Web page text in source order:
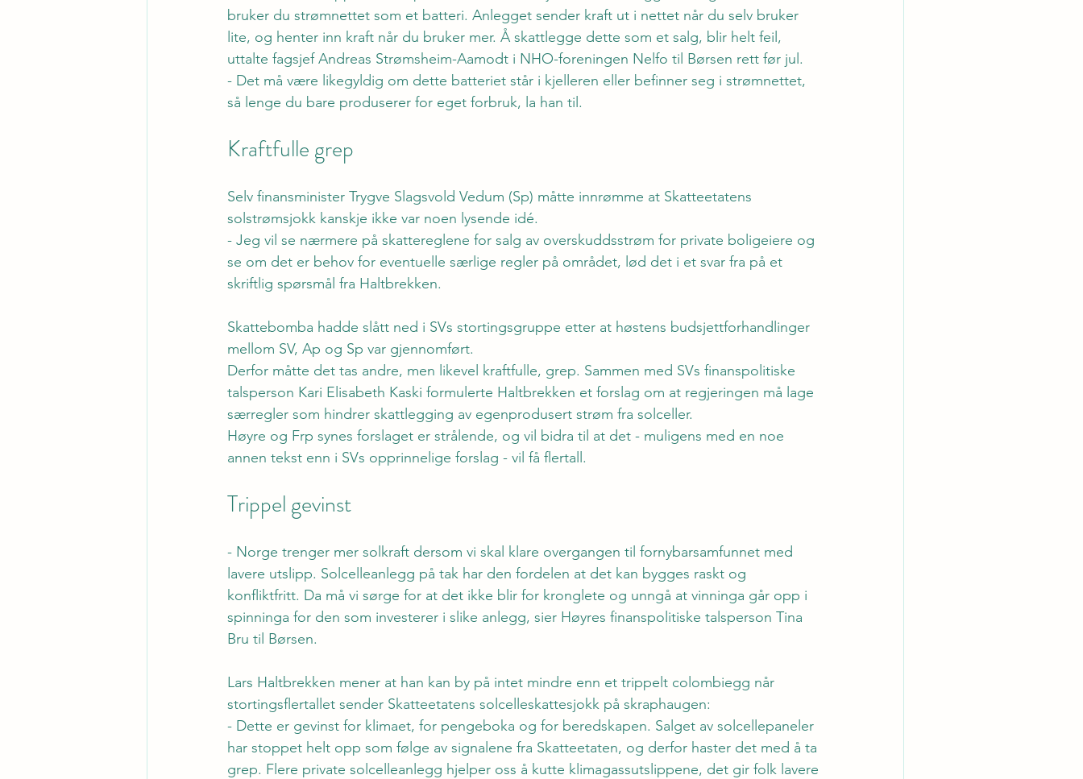
bruker du strømnettet som et batteri. Anlegget sender kraft ut i nettet når du selv bruker
lite, og henter inn kraft når du bruker mer. Å skattlegge dette som et salg, blir helt feil,
uttalte fagsjef Andreas Strømsheim-Aamodt i NHO-foreningen Nelfo til Børsen rett før jul .
- Det må være likegyldig om dette batteriet står i kjelleren eller befinner seg i strømnettet,
så lenge du bare produserer for eget forbruk, la han til.
Kraftfulle grep
Selv finansminister Trygve Slagsvold Vedum (Sp) måtte innrømme at Skatteetatens
solstrømsjokk kanskje ikke var noen lysende idé.
- Jeg vil se nærmere på skattereglene for salg av overskuddsstrøm for private boligeiere og
se om det er behov for eventuelle særlige regler på området, lød det i et svar fra på et
skriftlig spørsmål fra Haltbrekken.
Skattebomba hadde slått ned i SVs stortingsgruppe etter at høstens budsjettforhandlinger
mellom SV, Ap og Sp var gjennomført.
Derfor måtte det tas andre, men likevel kraftfulle, grep. Sammen med SVs finanspolitiske
talsperson Kari Elisabeth Kaski formulerte Haltbrekken et forslag om at regjeringen må lage
særregler som hindrer skattlegging av egenprodusert strøm fra solceller.
Høyre og Frp synes forslaget er strålende, og vil bidra til at det - muligens med en noe
annen tekst enn i SVs opprinnelige forslag - vil få flertall.
Trippel gevinst
- Norge trenger mer solkraft dersom vi skal klare overgangen til fornybarsamfunnet med
lavere utslipp. Solcelleanlegg på tak har den fordelen at det kan bygges raskt og
konfliktfritt. Da må vi sørge for at det ikke blir for kronglete og unngå at vinninga går opp i
spinninga for den som investerer i slike anlegg, sier Høyres finanspolitiske talsperson Tina
Bru til Børsen.
Lars Haltbrekken mener at han kan by på intet mindre enn et trippelt colombiegg når
stortingsflertallet sender Skatteetatens solcelleskattesjokk på skraphaugen:
- Dette er gevinst for klimaet, for pengeboka og for beredskapen. Salget av solcellepaneler
har stoppet helt opp som følge av signalene fra Skatteetaten, og derfor haster det med å ta
grep. Flere private solcelleanlegg hjelper oss å kutte klimagassutslippene, det gir folk lavere